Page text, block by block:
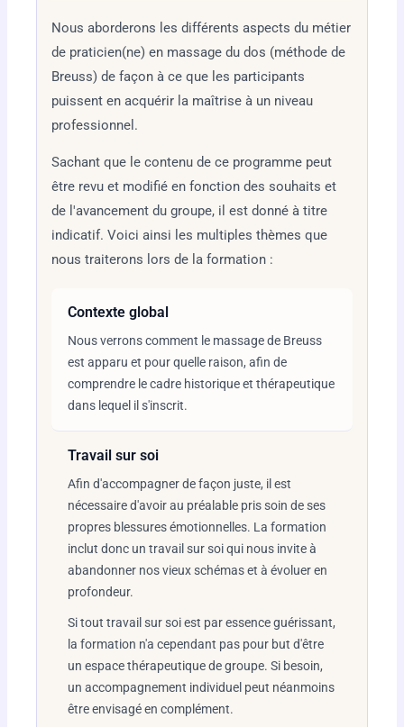
Nous aborderons les différents aspects du métier
de praticien(ne) en massage du dos (méthode de
Breuss) de façon à ce que les participants
puissent en acquérir la maîtrise à un niveau
professionnel.
Sachant que le contenu de ce programme peut
être revu et modifié en fonction des souhaits et
de l'avancement du groupe, il est donné à titre
indicatif. Voici ainsi les multiples thèmes que
nous traiterons lors de la formation :
Contexte global
Nous verrons comment le massage de Breuss
est apparu et pour quelle raison, afin de
comprendre le cadre historique et thérapeutique
dans lequel il s'inscrit.
Travail sur soi
Afin d'accompagner de façon juste, il est
nécessaire d'avoir au préalable pris soin de ses
propres blessures émotionnelles. La formation
inclut donc un travail sur soi qui nous invite à
abandonner nos vieux schémas et à évoluer en
profondeur.
Si tout travail sur soi est par essence guérissant,
la formation n'a cependant pas pour but d'être
un espace thérapeutique de groupe. Si besoin,
un accompagnement individuel peut néanmoins
être envisagé en complément.